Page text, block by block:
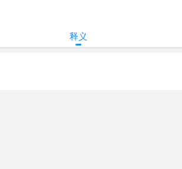
释义